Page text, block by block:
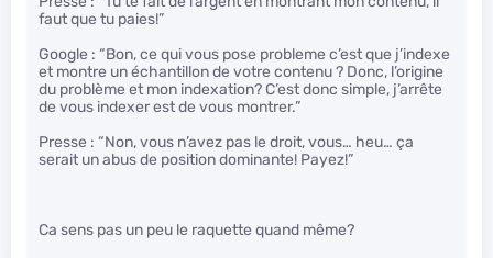
faut que tu paies!”
Google : “Bon, ce qui vous pose probleme c’est que j’indexe
et montre un échantillon de votre contenu ? Donc, l’origine
du problème et mon indexation? C’est donc simple, j’arrête
de vous indexer est de vous montrer.”
Presse : “Non, vous n’avez pas le droit, vous… heu… ça
serait un abus de position dominante! Payez!”
Ca sens pas un peu le raquette quand même?